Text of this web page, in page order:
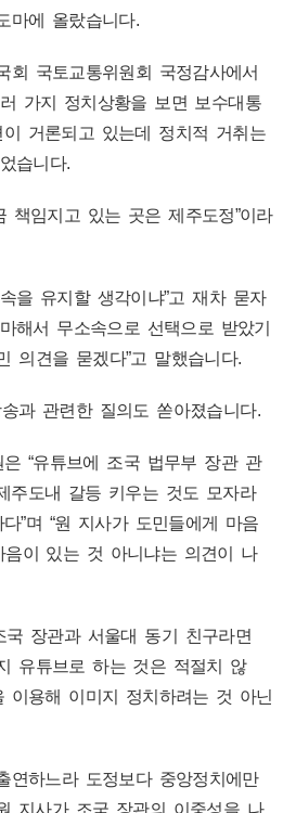
마에 올랐습니다.
회 국토교통위원회 국정감사에서
가지 정치상황을 보면 보수대통
거론되고 있는데 정치적 거취는
습니다.
책임지고 있는 곳은 제주도정”이라
을 유지할 생각이냐”고 재차 묻자
해서 무소속으로 선택으로 받았기
의견을 묻겠다”고 말했습니다.
과 관련한 질의도 쏟아졌습니다.
“유튜브에 조국 법무부 장관 관
주도내 갈등 키우는 것도 모자라
”며 “원 지사가 도민들에게 마음
이 있는 것 아니냐는 의견이 나
국 장관과 서울대 동기 친구라면
유튜브로 하는 것은 적절치 않
이용해 이미지 정치하려는 것 아닌
연하느라 도정보다 중앙정치에만
지사가 조국 장관의 이중성을 나